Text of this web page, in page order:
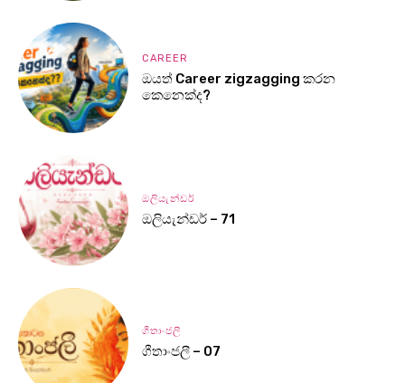
CAREER
ඔයත් Career zigzagging කරන
කෙනෙක්ද?
ඔලියැන්ඩර්
ඔලියැන්ඩර් – 71
ගීතාංජලී
ගීතාංජලී – 07